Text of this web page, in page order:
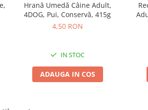
Hrană Umedă Câine Adult,
4DOG, Pui, Conservă, 415g
4,50 RON
IN STOC
ADAUGA IN COS